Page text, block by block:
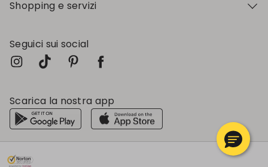
Shopping e servizi
Seguici sui social
Scarica la nostra app